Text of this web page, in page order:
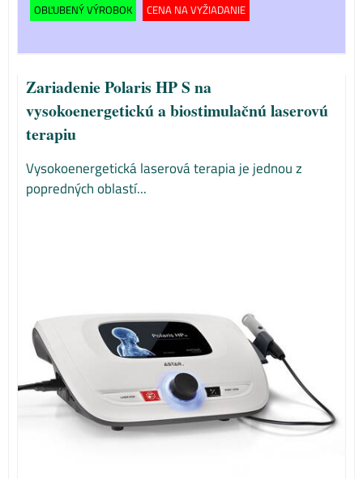
OBĽUBENÝ VÝROBOK CENA NA VYŽIADANIE
Zariadenie Polaris HP S na
vysokoenergetickú a biostimulačnú laserovú
terapiu
Vysokoenergetická laserová terapia je jednou z
popredných oblastí...